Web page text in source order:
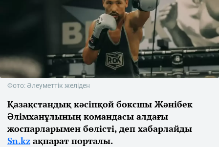
Фото: Әлеуметтік желіден
Қазақстандық кәсіпқой боксшы Жәнібек
Әлімханұлының командасы алдағы
жоспарларымен бөлісті, деп хабарлайды
Sn.kz ақпарат порталы.